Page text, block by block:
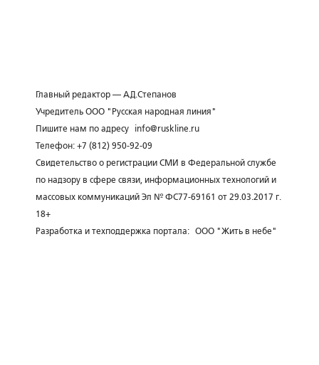
Главный редактор — А.Д.Степанов
Учредитель ООО "Русская народная линия"
Пишите нам по адресу
info@ruskline.ru
Телефон: +7 (812) 950-92-09
Свидетельство о регистрации СМИ в Федеральной службе
по надзору в сфере связи, информационных технологий и
массовых коммуникаций Эл № ФС77-69161 от 29.03.2017 г.
18+
Разработка и техподдержка портала: ООО "Жить в небе"